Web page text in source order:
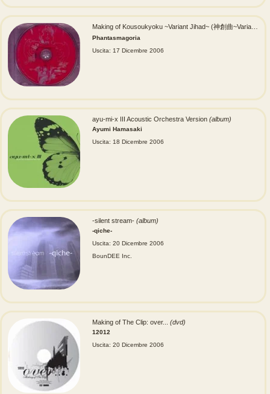
Phantasmagoria
Uscita: 17 Dicembre 2006
ayu-mi-x III Acoustic Orchestra Version (album)
Ayumi Hamasaki
Uscita: 18 Dicembre 2006
-silent stream- (album)
-qiche-
Uscita: 20 Dicembre 2006
BounDEE Inc.
Making of The Clip: over... (dvd)
12012
Uscita: 20 Dicembre 2006